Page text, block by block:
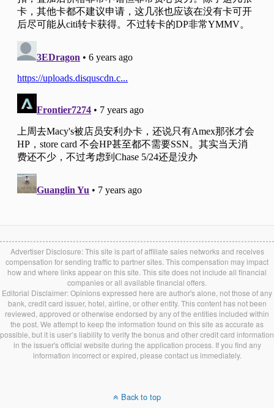
Advertiser Disclosure: This site is part of affiliate sales networks and receives
compensation for sending traffic to partner sites. This compensation may impact
how and where links appear on this site. This site does not include all financial
companies or all available financial offers.
Editorial Disclaimer: Opinions expressed here are author's alone, not those of any
bank, credit card issuer, hotel, airline, or other entity. This content has not been
reviewed, approved or otherwise endorsed by any of the entities included within
the post. We attempt to keep the information found on this site as accurate as
possible, but it is user’s liability to verify the bonus and other credit card information
in the issuer's official website during the application process. If you find any
information incorrect or expired, please contact us immediately.
Back to top